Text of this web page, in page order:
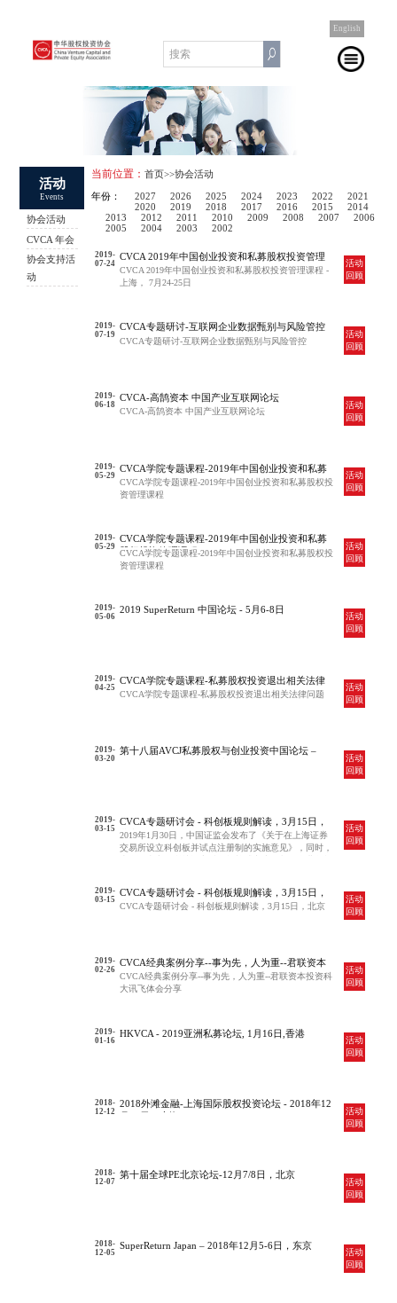
English
活动
Events
协会活动
CVCA 年会
协会支持活
动
当前位置：首页>>协会活动
年份： 2027 2026 2025 2024 2023 2022
2021
2020
2019 2018 2017 2016 2015
2014
2013
2012 2011 2010 2009 2008 2007
2006
2005
2004 2003 2002
2019-
07-24
活动
回顾
CVCA 2019年中国创业投资和私募股权投资管理
课程 - 上海， 7月24-25日
CVCA 2019年中国创业投资和私募股权投资管理课程 -
上海， 7月24-25日
2019-
07-19
活动
回顾
CVCA专题研讨-互联网企业数据甄别与风险管控
CVCA专题研讨-互联网企业数据甄别与风险管控
2019-
06-18
活动
回顾
CVCA-高鹄资本 中国产业互联网论坛
CVCA-高鹄资本 中国产业互联网论坛
2019-
05-29
活动
回顾
CVCA学院专题课程-2019年中国创业投资和私募
股权投资管理课程
CVCA学院专题课程-2019年中国创业投资和私募股权投
资管理课程
2019-
05-29
活动
回顾
CVCA学院专题课程-2019年中国创业投资和私募
股权投资管理课程
CVCA学院专题课程-2019年中国创业投资和私募股权投
资管理课程
2019-
05-06
活动
回顾
2019 SuperReturn 中国论坛 - 5月6-8日
2019-
04-25
活动
回顾
CVCA学院专题课程-私募股权投资退出相关法律
问题
CVCA学院专题课程-私募股权投资退出相关法律问题
2019-
03-20
活动
回顾
第十八届AVCJ私募股权与创业投资中国论坛 –
2019-
03-15
活动
回顾
CVCA专题研讨会 - 科创板规则解读，3月15日，
北京
2019年1月30日，中国证监会发布了《关于在上海证券
交易所设立科创板并试点注册制的实施意见》，同时，
包容性，有望推动独角兽企业国内上市，使独角兽企
业，特别是未盈利创新型独角兽企业上市的地点有了更
2019-
03-15
活动
回顾
CVCA专题研讨会 - 科创板规则解读，3月15日，
北京
CVCA专题研讨会 - 科创板规则解读，3月15日，北京
2019-
02-26
活动
回顾
CVCA经典案例分享--事为先，人为重--君联资本
投资科大讯飞体会分享
CVCA经典案例分享--事为先，人为重--君联资本投资科
大讯飞体会分享
2019-
01-16
活动
回顾
HKVCA - 2019亚洲私募论坛, 1月16日,香港
2018-
12-12
活动
回顾
2018外滩金融-上海国际股权投资论坛 - 2018年12
2018-
12-07
活动
回顾
第十届全球PE北京论坛-12月7/8日，北京
2018-
12-05
活动
回顾
SuperReturn Japan – 2018年12月5-6日，东京